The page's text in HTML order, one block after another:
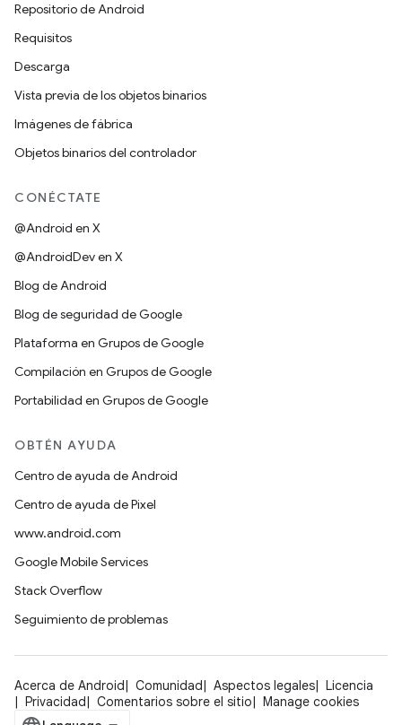
Repositorio de Android
Requisitos
Descarga
Vista previa de los objetos binarios
Imágenes de fábrica
Objetos binarios del controlador
CONÉCTATE
@Android en X
@AndroidDev en X
Blog de Android
Blog de seguridad de Google
Plataforma en Grupos de Google
Compilación en Grupos de Google
Portabilidad en Grupos de Google
OBTÉN AYUDA
Centro de ayuda de Android
Centro de ayuda de Pixel
www.android.com
Google Mobile Services
Stack Overflow
Seguimiento de problemas
Acerca de Android Comunidad Aspectos legales
Licencia
Privacidad
Comentarios sobre el sitio Manage cookies